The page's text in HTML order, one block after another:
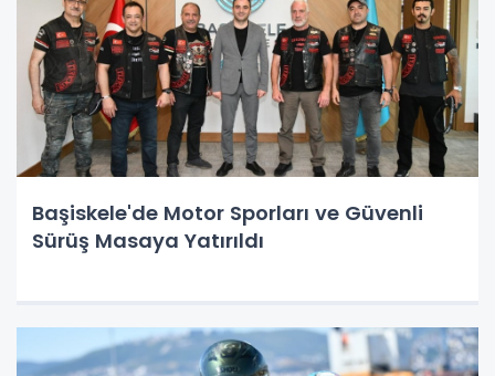
Başiskele'de Motor Sporları ve Güvenli
Sürüş Masaya Yatırıldı